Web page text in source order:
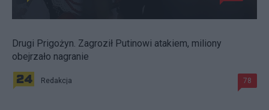
Drugi Prigożyn. Zagroził Putinowi atakiem, miliony
obejrzało nagranie
Redakcja 78